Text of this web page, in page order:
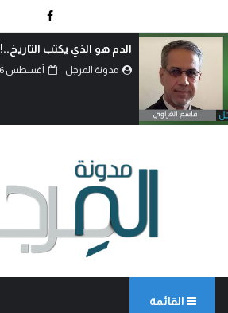
الدم هو الذي يكتب التاريخ..!
مدونة المرجل أغسطس 06, 2026
القائمة